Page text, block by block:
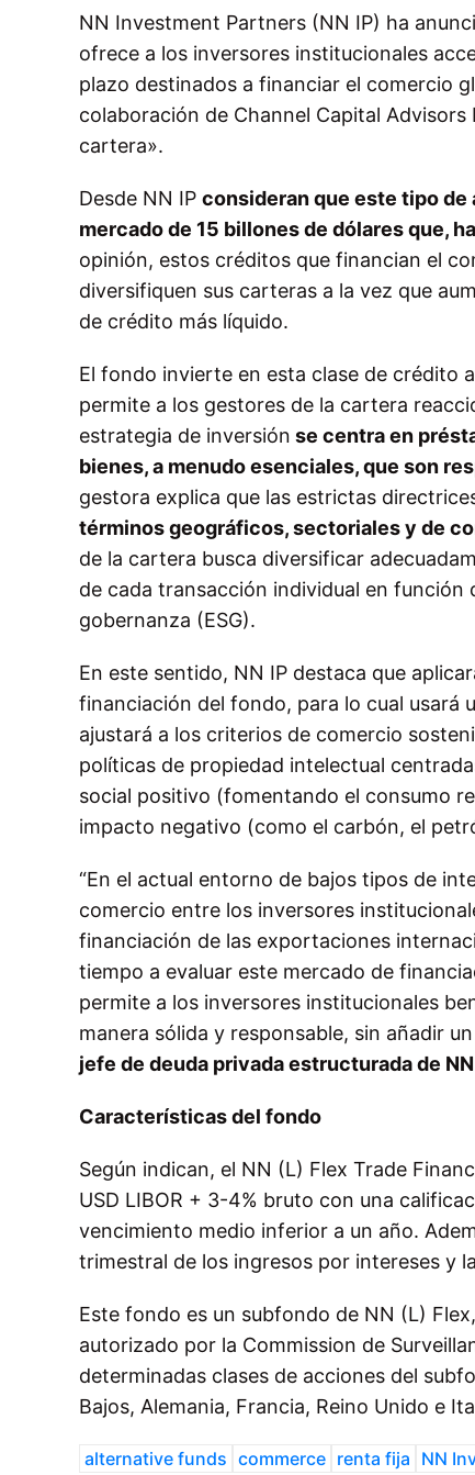
NN Investment Partners (NN IP) ha
ofrece a los inversores institucionales
plazo destinados a financiar el comercio
colaboración de Channel Capital
cartera».
Desde NN IP consideran que este tipo
mercado de 15 billones de dólares que,
opinión, estos créditos que financian el
diversifiquen sus carteras a la vez que
de crédito más líquido.
El fondo invierte en esta clase de crédito
permite a los gestores de la cartera
estrategia de inversión se centra en
bienes, a menudo esenciales, que son
gestora explica que las estrictas
términos geográficos, sectoriales y de
de la cartera busca diversificar
de cada transacción individual en
gobernanza (ESG).
En este sentido, NN IP destaca que
financiación del fondo, para lo cual usará
ajustará a los criterios de comercio
políticas de propiedad intelectual
social positivo (fomentando el consumo
impacto negativo (como el carbón, el
“En el actual entorno de bajos tipos de
comercio entre los inversores
financiación de las exportaciones
tiempo a evaluar este mercado de
permite a los inversores institucionales
manera sólida y responsable, sin añadir
jefe de deuda privada estructurada de NN
Características del fondo
Según indican, el NN (L) Flex Trade
USD LIBOR + 3-4% bruto con una
vencimiento medio inferior a un año.
trimestral de los ingresos por intereses y
Este fondo es un subfondo de NN (L)
autorizado por la Commission de
determinadas clases de acciones del
Bajos, Alemania, Francia, Reino Unido e
alternative funds commerce renta fija NN